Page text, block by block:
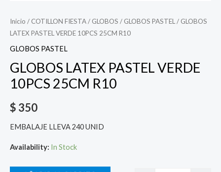
Inicio / COTILLON FIESTA/ GLOBOS / GLOBOS PASTEL / GLOBOS
LATEX PASTEL VERDE 10PCS 25CM R10
GLOBOS PASTEL
GLOBOS LATEX PASTEL VERDE
10PCS 25CM R10
$ 350
EMBALAJE LLEVA 240 UNID
Availability: In Stock